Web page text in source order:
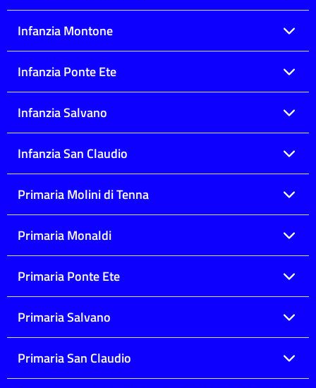
Infanzia Montone
Infanzia Ponte Ete
Infanzia Salvano
Infanzia San Claudio
Primaria Molini di Tenna
Primaria Monaldi
Primaria Ponte Ete
Primaria Salvano
Primaria San Claudio